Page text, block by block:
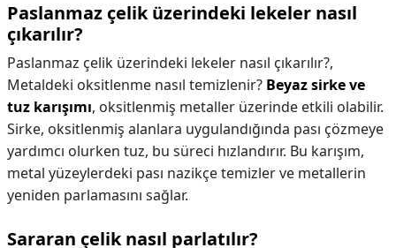
Paslanmaz çelik üzerindeki lekeler nasıl
çıkarılır?
Paslanmaz çelik üzerindeki lekeler nasıl çıkarılır?,
Metaldeki oksitlenme nasıl temizlenir? Beyaz sirke ve
tuz karışımı, oksitlenmiş metaller üzerinde etkili olabilir.
Sirke, oksitlenmiş alanlara uygulandığında pası çözmeye
yardımcı olurken tuz, bu süreci hızlandırır. Bu karışım,
metal yüzeylerdeki pası nazikçe temizler ve metallerin
yeniden parlamasını sağlar.
Sararan çelik nasıl parlatılır?